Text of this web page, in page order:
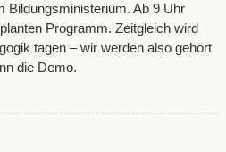
Bildungsministerium. Ab 9 Uhr
Programm. Zeitgleich wird
tagen – wir werden also gehört
die Demo.